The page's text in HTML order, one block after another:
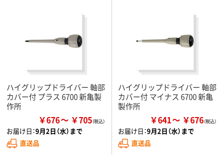
ハイグリップドライバー 軸部
カバー付 プラス 6700 新亀製
作所
￥676 ￥705
お届け日：9月2日（水）まで
直送品
ハイグリップドライバー 軸部
カバー付 マイナス 6700 新亀
製作所
￥641 ￥676
お届け日：9月2日（水）まで
直送品